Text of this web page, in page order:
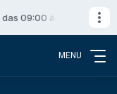
09:00 às 12:00
MENU